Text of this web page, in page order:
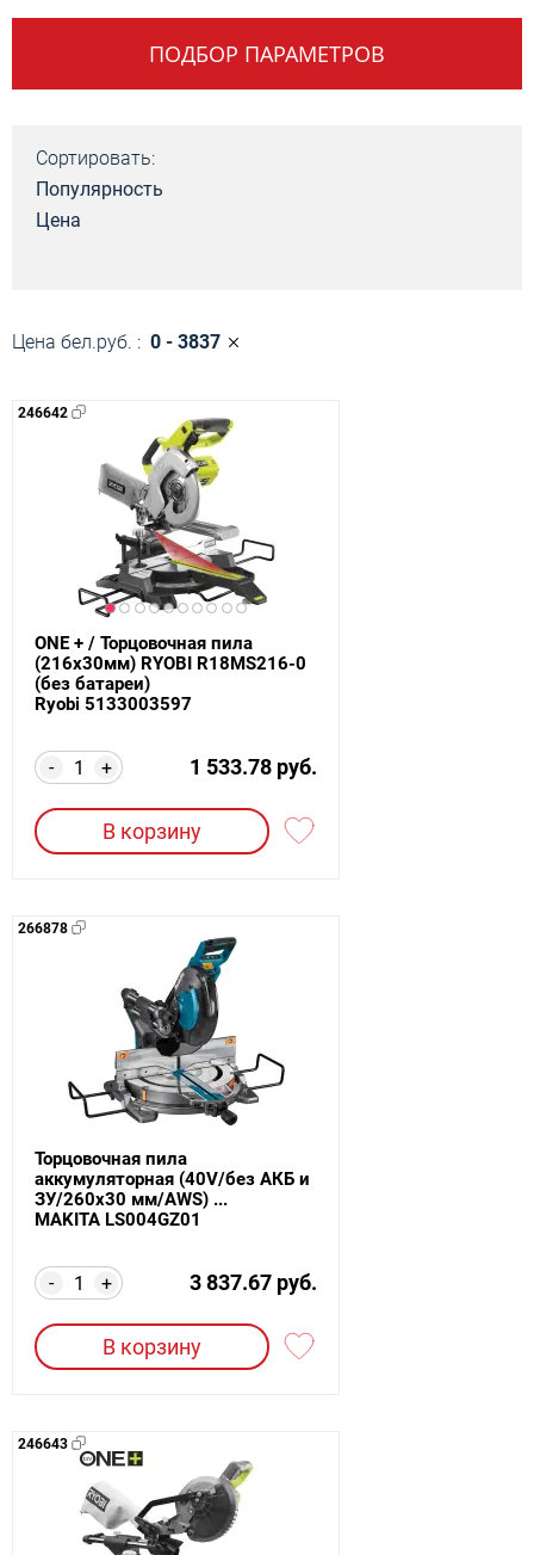
ПОДБОР ПАРАМЕТРОВ
Сортировать:
Популярность
Цена
Цена бел.руб. : 0 - 3837
246642
ONE + / Торцовочная пила
(216х30мм) RYOBI R18MS216-0
(без батареи)
Ryobi 5133003597
+
- 1 533.78 руб.
В корзину
266878
Торцовочная пила
аккумуляторная (40V/без АКБ и
ЗУ/260х30 мм/AWS) ...
MAKITA LS004GZ01
+
- 3 837.67 руб.
В корзину
246643